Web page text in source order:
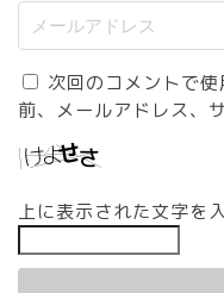
次回のコメントで
前、メールアドレス、
上に表示された文字を